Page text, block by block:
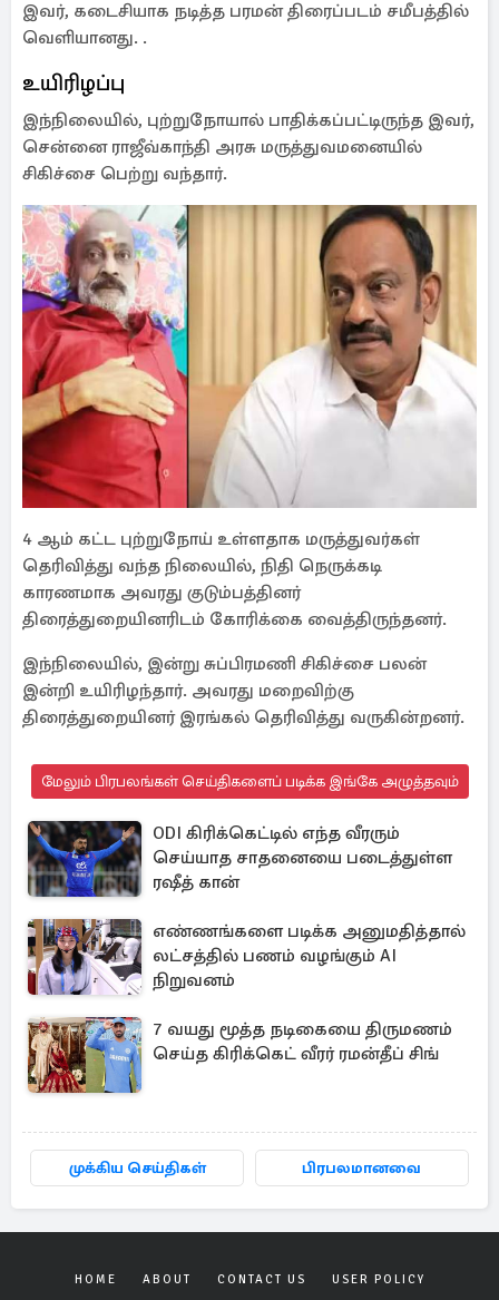
இவர், கடைசியாக நடித்த பரமன் திரைப்படம் சமீபத்தில்
வெளியானது. .
உயிரிழப்பு
இந்நிலையில், புற்றுநோயால் பாதிக்கப்பட்டிருந்த இவர்,
சென்னை ராஜீவ்காந்தி அரசு மருத்துவமனையில்
சிகிச்சை பெற்று வந்தார்.
4 ஆம் கட்ட புற்றுநோய் உள்ளதாக மருத்துவர்கள்
தெரிவித்து வந்த நிலையில், நிதி நெருக்கடி
காரணமாக அவரது குடும்பத்தினர்
திரைத்துறையினரிடம் கோரிக்கை வைத்திருந்தனர்.
இந்நிலையில், இன்று சுப்பிரமணி சிகிச்சை பலன்
இன்றி உயிரிழந்தார். அவரது மறைவிற்கு
திரைத்துறையினர் இரங்கல் தெரிவித்து வருகின்றனர்.
மேலும் பிரபலங்கள் செய்திகளைப் படிக்க இங்கே அழுத்தவும்
ODI கிரிக்கெட்டில் எந்த வீரரும்
செய்யாத சாதனையை படைத்துள்ள
ரஷீத் கான்
எண்ணங்களை படிக்க அனுமதித்தால்
லட்சத்தில் பணம் வழங்கும் AI
நிறுவனம்
7 வயது மூத்த நடிகையை திருமணம்
செய்த கிரிக்கெட் வீரர் ரமன்தீப் சிங்
முக்கிய செய்திகள் பிரபலமானவை
HOME ABOUT CONTACT US USER POLICY